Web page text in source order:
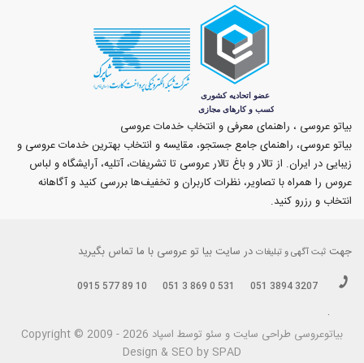
بیاتو عروسی ، راهنمای معرفی و انتخاب خدمات عروسی
بیاتو عروسی، راهنمای جامع جستجو، مقایسه و انتخاب بهترین خدمات عروسی و
زیبایی در ایران. از تالار و باغ تالار عروسی تا تشریفات، آتلیه، آرایشگاه و لباس
عروس را همراه با تصاویر، نظرات کاربران و تخفیف‌ها بررسی کنید و آگاهانه
انتخاب و رزرو کنید.
جهت ثبت آگهی و تبلیغات در سایت بیا تو عروسی با ما تماس بگیرید
051 3894 3207
051 3 869 0 531
0915 577 89 10
.
بیاتوعروسی Copyright © 2009 - 2026 طراحی سايت و سئو توسط اسپاد
Design & SEO by SPAD